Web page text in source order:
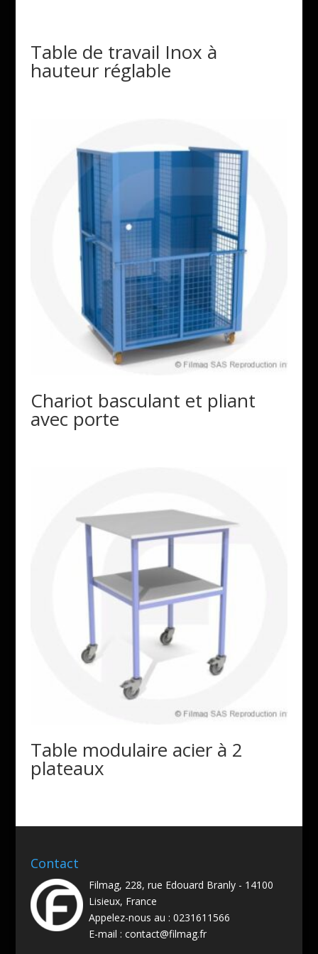
Table de travail Inox à
hauteur réglable
Chariot basculant et pliant
avec porte
Table modulaire acier à 2
plateaux
Contact
Filmag, 228, rue Edouard Branly - 14100
Lisieux, France
Appelez-nous au : 0231611566
E-mail : contact@filmag.fr